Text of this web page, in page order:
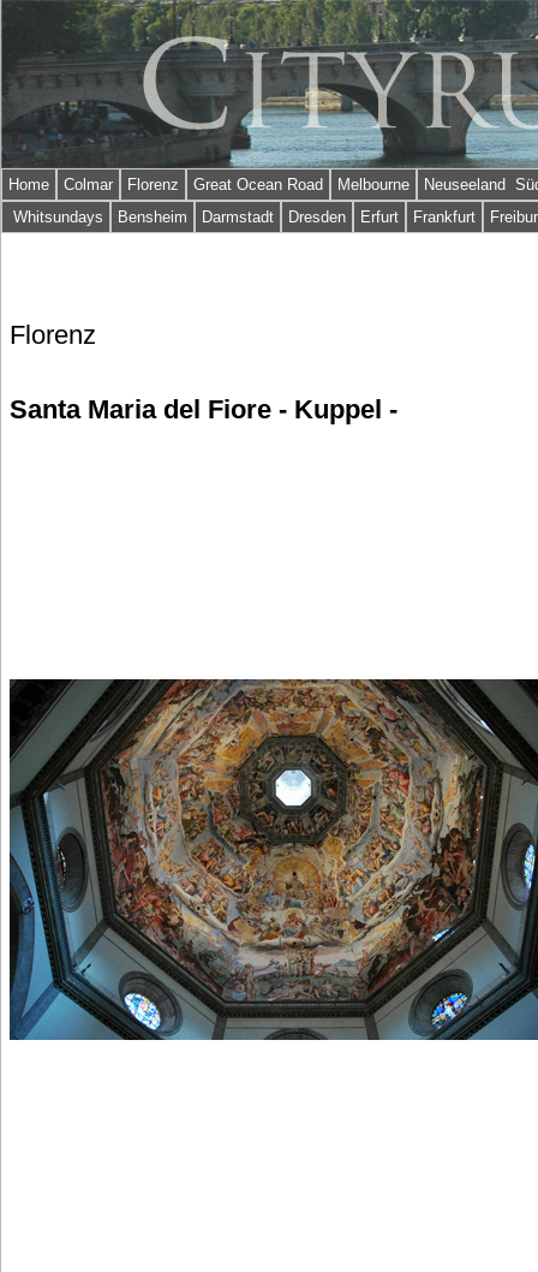
Home Colmar Florenz Great Ocean Road Melbourne
Neuseeland
Whitsundays
Bensheim Darmstadt Dresden Erfurt Frankfurt
Florenz
Santa Maria del Fiore - Kuppel -